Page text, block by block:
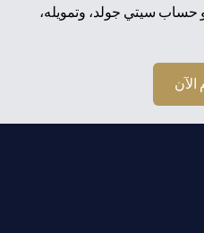
سيتي جولد، وتمويله،